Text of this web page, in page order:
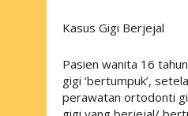
Kasus Gigi Berjejal
Pasien wanita 16
gigi ‘bertumpuk’,
perawatan ortodonti